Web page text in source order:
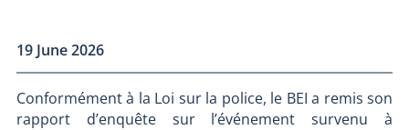
19 June 2026
Conformément à la Loi sur la police, le BEI a remis son
rapport d’enquête sur l’événement survenu à